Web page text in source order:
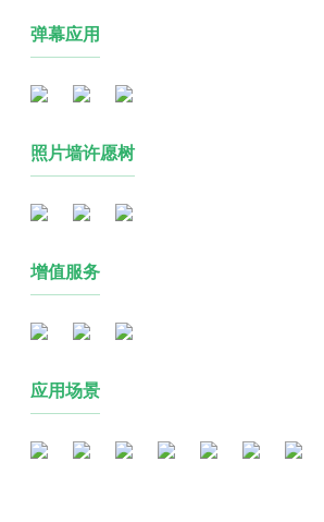
弹幕应用
照片墙许愿树
增值服务
应用场景